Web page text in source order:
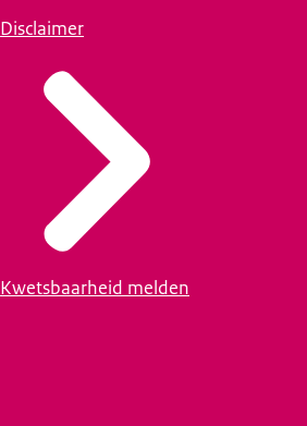
Disclaimer
Kwetsbaarheid melden